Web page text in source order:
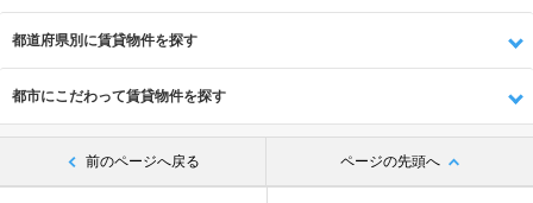
都道府県別に賃貸物件を探す
都市にこだわって賃貸物件を探す
前のページへ戻る ページの先頭へ